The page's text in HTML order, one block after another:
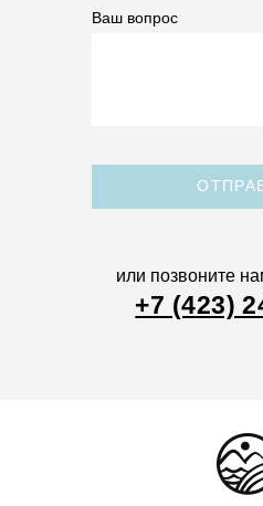
Ваш вопрос
или позвоните
+7 (423)